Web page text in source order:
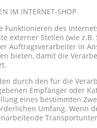
IM INTERNET-SHOP
Funktionieren des
externer Stellen (wie
Auftragsverarbeiter in
bieten, damit die
durch den für die
Empfänger oder
eines bestimmten
Umfang. Wenn